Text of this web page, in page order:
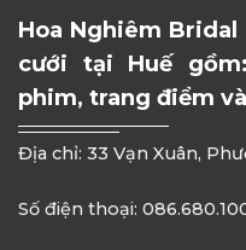
Hoa Nghiêm
cưới tại Huế
phim, trang điểm
Địa chỉ: 33 Vạn Xuân,
Số điện thoại: